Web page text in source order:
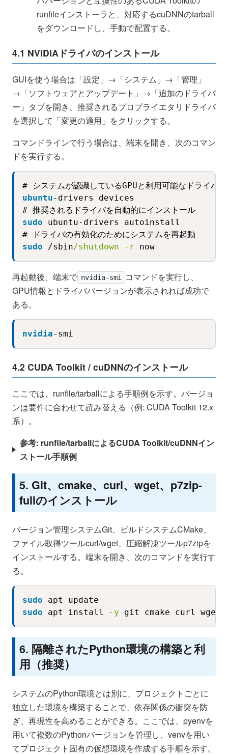
runfileインストーラと、対応するcuDNNのtarball
をダウンロードし、手動で配置する。
4.1 NVIDIAドライバのインストール
GUIを使う場合は「設定」→「システム」→「管理」
→「ソフトウェアとアップデート」→「追加のドライバ
ー」タブを開き、推奨されるプロプライエタリドライバ
を選択して「変更の適用」をクリックする。
コマンドラインで行う場合は、端末を開き、次のコマン
ドを実行する。
ubuntu-drivers devices
sudo ubuntu-drivers autoinstall
sudo /sbin/shutdown -r now
Copy
再起動後、端末で nvidia-smi コマンドを実行し、
GPU情報とドライババージョンが表示されれば成功で
ある。
nvidia-smi
4.2 CUDA Toolkit / cuDNNのインストール
ここでは、runfile/tarballによる手順例を示す。バージョ
ンは要件に合わせて読み替える（例: CUDA Toolkit 12.x
系）。
参考: runfile/tarballによるCUDA Toolkit/cuDNNイン
ストール手順例
5. Git、cmake、curl、wget、p7zip-
fullのインストール
バージョン管理システムGit、ビルドシステムCMake、
ファイル取得ツールcurl/wget、圧縮解凍ツールp7zipを
インストールする。端末を開き、次のコマンドを実行す
る。
sudo apt update
sudo apt install -y git cmake curl
6. 隔離されたPython環境の構築と利
用（推奨）
システムのPython環境とは別に、プロジェクトごとに
独立した環境を構築することで、依存関係の衝突を防
ぎ、再現性を高めることができる。ここでは、pyenvを
用いて複数のPythonバージョンを管理し、venvを用い
てプロジェクト固有の仮想環境を作成する手順を示す。